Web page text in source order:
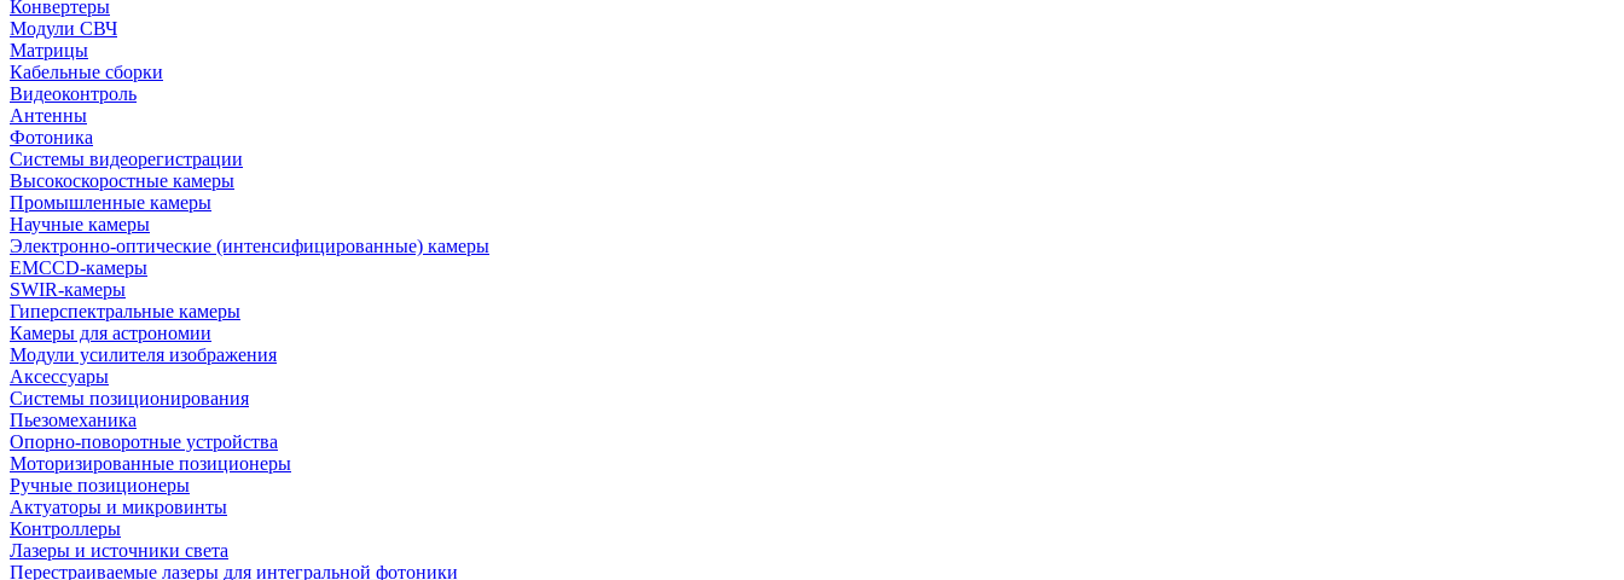
Конвертеры
Модули СВЧ
Матрицы
Кабельные сборки
Видеоконтроль
Антенны
Фотоника
Cистемы видеорегистрации
Высокоскоростные камеры
Промышленные камеры
Научные камеры
Электронно-оптические (интенсифицированные) камеры
EMCCD-камеры
SWIR-камеры
Гиперспектральные камеры
Камеры для астрономии
Модули усилителя изображения
Аксессуары
Системы позиционирования
Пьезомеханика
Опорно-поворотные устройства
Моторизированные позиционеры
Ручные позиционеры
Актуаторы и микровинты
Контроллеры
Лазеры и источники света
Перестраиваемые лазеры для интегральной фотоники